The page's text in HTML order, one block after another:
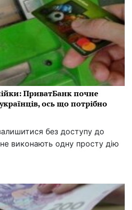
ПриватБанк почне
ось що потрібно
без доступу до
виконають одну просту дію